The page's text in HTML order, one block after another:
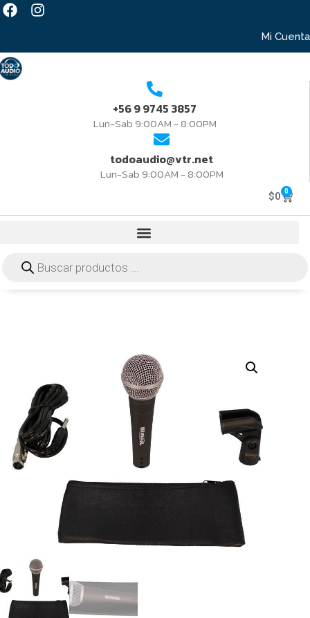
Mi Cuenta
+56 9 9745 3857
Lun-Sab 9:00AM - 8:00PM
todoaudio@vtr.net
Lun-Sab 9:00AM - 8:00PM
$0 0